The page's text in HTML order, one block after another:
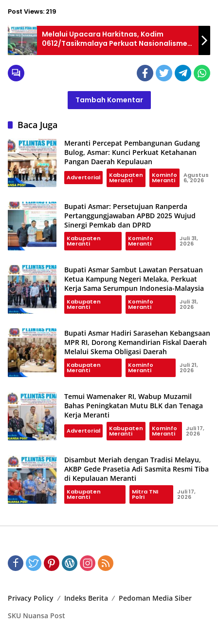
Post Views: 219
Melalui Upacara Harkitnas, Kodim
0612/Tasikmalaya Perkuat Nasionalisme
dan Solidaritas Kebangsaan
Tambah Komentar
Baca Juga
Meranti Percepat Pembangunan Gudang
Bulog, Asmar: Kunci Perkuat Ketahanan
Pangan Daerah Kepulauan
Advertorial Kabupaten
Meranti
Kominfo
Meranti
Agustus
6, 2026
Bupati Asmar: Persetujuan Ranperda
Pertanggungjawaban APBD 2025 Wujud
Sinergi Pemkab dan DPRD
Kabupaten
Meranti
Kominfo
Meranti
Juli 31,
2026
Bupati Asmar Sambut Lawatan Persatuan
Ketua Kampung Negeri Melaka, Perkuat
Kerja Sama Serumpun Indonesia-Malaysia
Kabupaten
Meranti
Kominfo
Meranti
Juli 31,
2026
Bupati Asmar Hadiri Sarasehan Kebangsaan
MPR RI, Dorong Kemandirian Fiskal Daerah
Melalui Skema Obligasi Daerah
Kabupaten
Meranti
Kominfo
Meranti
Juli 21,
2026
Temui Wamenaker RI, Wabup Muzamil
Bahas Peningkatan Mutu BLK dan Tenaga
Kerja Meranti
Advertorial Kabupaten
Meranti
Kominfo
Meranti
Juli 17,
2026
Disambut Meriah dengan Tradisi Melayu,
AKBP Gede Prasetia Adi Sasmita Resmi Tiba
di Kepulauan Meranti
Kabupaten
Meranti
Mitra TNI
Polri
Juli 17,
2026
Privacy Policy Indeks Berita
Pedoman Media Siber
SKU Nuansa Post